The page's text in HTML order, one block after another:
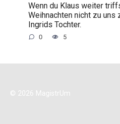
Wenn du Klaus weiter
Weihnachten nicht zu
Ingrids Tochter.
0 5
© 2026 MagistrUm